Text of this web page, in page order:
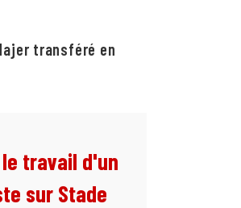
transféré en
travail d'un
sur Stade